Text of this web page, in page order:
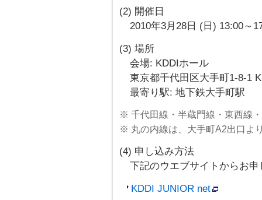
(2) 開催日
2010年3月28日 (日) 13:00～
(3) 場所
会場: KDDIホール
東京都千代田区大手町1-8-1
最寄り駅: 地下鉄大手町駅
※ 千代田線・半蔵門線・東西線
※ 丸の内線は、大手町A2出口よ
(4) 申し込み方法
下記のウエブサイトからお
KDDI JUNIOR net